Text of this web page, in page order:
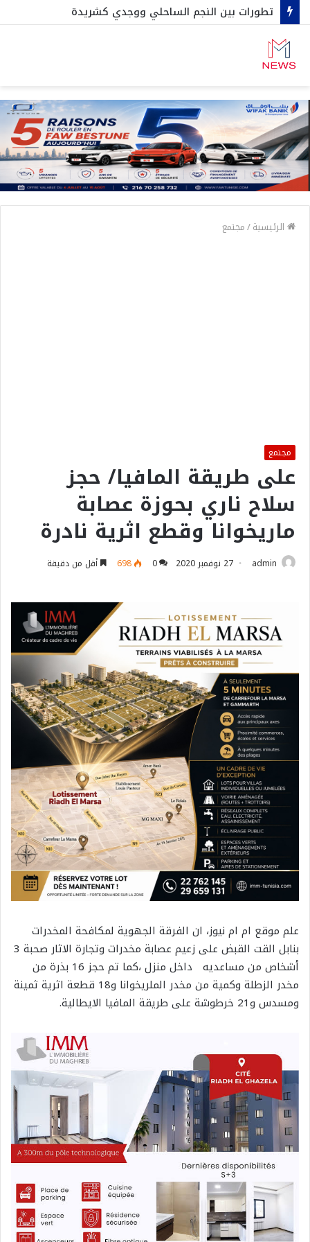
تطورات بين النجم الساحلي ووجدي كشريدة
الرئيسية/مجتمع
مجتمع
على طريقة المافيا/ حجز
سلاح ناري بحوزة عصابة
ماريخوانا وقطع اثرية نادرة
admin 27 نوفمبر 2020 0
698 أقل من دقيقة
علم موقع ام ام نيوز، ان الفرقة الجهوية لمكافحة المخدرات
بنابل القت القبض على زعيم عصابة مخدرات وتجارة الاثار صحبة 3
أشخاص من مساعديه داخل منزل ،كما تم حجز 16 بذرة من
مخدر الزطلة وكمية من مخدر الملريخوانا و18 قطعة اثرية ثمينة
ومسدس و21 خرطوشة على طريقة المافيا الايطالية.